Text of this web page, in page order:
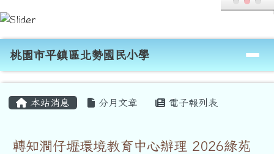
跳至主內容區
桃園市平鎮區北勢國民小學
導覽列
桃園市平鎮區北勢國民小學
本站消息 分月文章 電子報列表
轉知澗仔壢環境教育中心辦理 2026綠苑